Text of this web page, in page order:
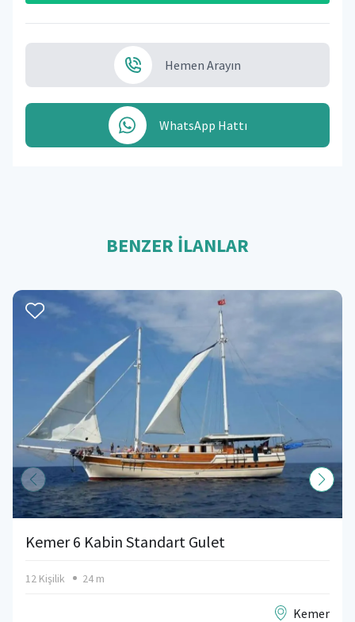
Hemen Arayın
WhatsApp Hattı
BENZER İLANLAR
Kemer 6 Kabin Standart Gulet
12 Kişilik 24 m
Kemer